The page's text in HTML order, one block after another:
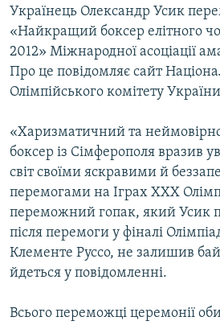
РУС
УКР
КТАТ
Усі сайти RFE/RL
Українець Олександр Усик
«Найкращий боксер елітного
2012» Міжнародної асоціації
Про це повідомляє сайт
Олімпійського комітету
«Харизматичний та
боксер із Сімферополя вразив
світ своїми яскравими й
перемогами на Іграх XXX
переможний гопак, який Усик
після перемоги у фіналі
Клементе Руссо, не залишив
йдеться у повідомленні.
Всього переможці церемонії